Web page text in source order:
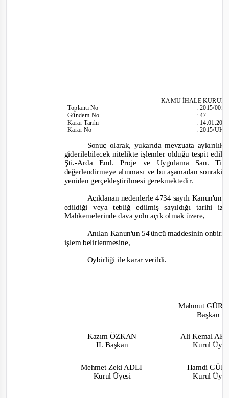
KAMU İHALE
ToplantıNo
Gündem No
Karar Tarihi
Karar No
:2015/005
:47
:
:2015/
Sonuç olarak, yukarıda mevzuata
giderilebilecek nitelikte işlemler olduğu tespit
Şti.-Arda End. Proje ve Uygulama San.
değerlendirmeye alınması ve bu aşamadan sonraki
yeniden gerçekleştirilmesi gerekmektedir.
Açıklanan nedenlerle 4734 sayılı
edildiği veya tebliğ edilmiş sayıldığı tarihi
Mahkemelerinde dava yolu açık olmak üzere,
Anılan Kanun'un 54'üncü maddesinin
işlem belirlenmesine,
Oybirliğiile karar verildi.
Mahmut
Başkan
Kazım ÖZKAN
II. Başkan
Ali Kemal
Kurul
Mehmet Zeki ADLI
Hamdi
Kurul
Kurul Üyesi